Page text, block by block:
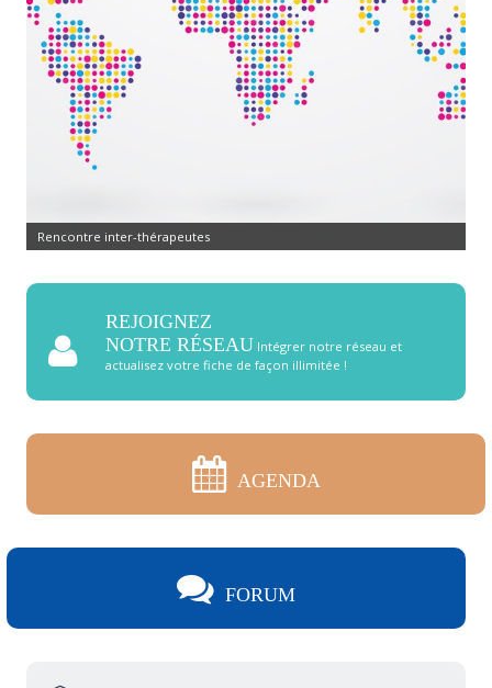
Rencontre inter-thérapeutes
REJOIGNEZ
NOTRE RÉSEAU Intégrer notre réseau et
actualisez votre fiche de façon illimitée !
AGENDA
FORUM